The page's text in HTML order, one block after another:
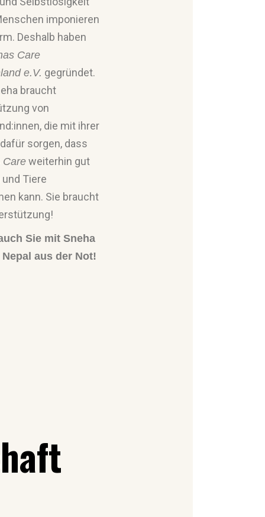
imponieren
Deshalb haben
Care
e.V. gegründet.
braucht
von
die mit ihrer
sorgen, dass
Care weiterhin gut
Tiere
kann. Sie braucht
Sie mit Sneha
aus der Not!